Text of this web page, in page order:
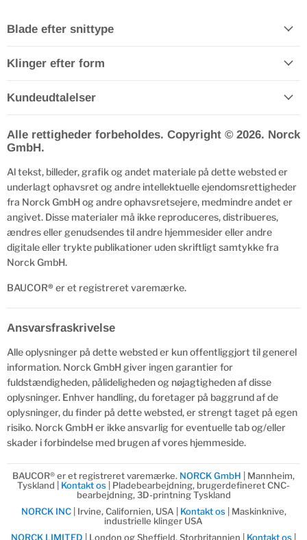
Blade efter snittype
Klinger efter form
Kundeudtalelser
Alle rettigheder forbeholdes. Copyright © 2026. Norck
GmbH.
Al tekst, billeder, grafik og andet materiale på dette websted er
underlagt ophavsret og andre intellektuelle ejendomsrettigheder
fra Norck GmbH og andre ophavsretsejere, medmindre andet er
angivet. Disse materialer må ikke reproduceres, distribueres,
ændres eller genudsendes til andre hjemmesider eller andre
digitale eller trykte publikationer uden skriftligt samtykke fra
Norck GmbH.
BAUCOR® er et registreret varemærke.
Ansvarsfraskrivelse
Alle oplysninger på dette websted er kun offentliggjort til generel
information. Norck GmbH giver ingen garantier for
fuldstændigheden, pålideligheden og nøjagtigheden af disse
oplysninger. Enhver handling, du foretager på baggrund af de
oplysninger, du finder på dette websted, er strengt taget på egen
risiko. Norck GmbH er ikke ansvarlig for eventuelle tab og/eller
skader i forbindelse med brugen af vores hjemmeside.
BAUCOR® er et registreret varemærke. NORCK GmbH | Mannheim,
Tyskland | Kontakt os | Pladebearbejdning, brugerdefineret CNC-
bearbejdning, 3D-printning Tyskland
NORCK INC| Irvine, Californien, USA | Kontakt os
| Maskinknive,
industrielle klinger USA
NORCK LIMITED
| London og Sheffield, Storbritannien | Kontakt os